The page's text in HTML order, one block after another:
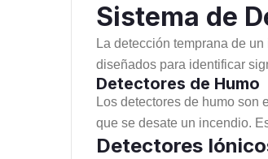
Sistema de
La detección temprana de
diseñados para identificar
Detectores de Humo
Los detectores de humo son
que se desate un incendio.
Detectores